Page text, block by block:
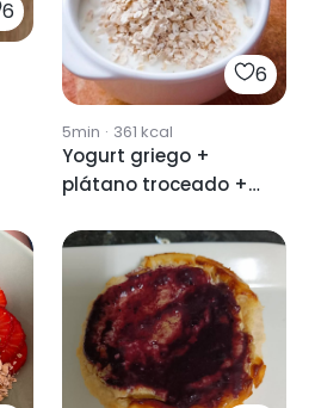
6
6
5min · 361 kcal
Yogurt griego +
plátano troceado +